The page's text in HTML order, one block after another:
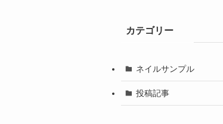
カテゴリー
ネイルサンプル
投稿記事